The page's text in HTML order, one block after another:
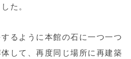
た。
るように本館の石に一つ一つ
して、再度同じ場所に再建築